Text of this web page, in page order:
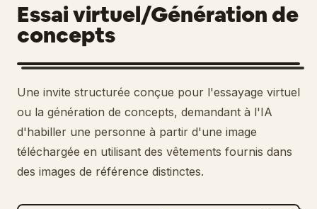
Cas d'usage
Compétences
Invites
Tarifs
Essai virtuel/Génération de
concepts
Une invite structurée conçue pour l'essayage virtuel
ou la génération de concepts, demandant à l'IA
d'habiller une personne à partir d'une image
téléchargée en utilisant des vêtements fournis dans
des images de référence distinctes.